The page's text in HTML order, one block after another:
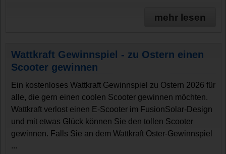
mehr lesen
Wattkraft Gewinnspiel - zu Ostern einen
Scooter gewinnen
Ein kostenloses Wattkraft Gewinnspiel zu Ostern 2026 für
alle, die gern einen coolen Scooter gewinnen möchten.
Wattkraft verlost einen E-Scooter im FusionSolar-Design
und mit etwas Glück können Sie den tollen Scooter
gewinnen. Falls Sie an dem Wattkraft Oster-Gewinnspiel
...